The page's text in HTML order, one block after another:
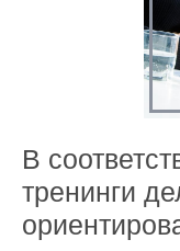
В
тренинги